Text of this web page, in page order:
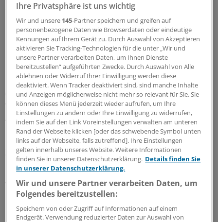
Teilweise werden Kassen aus Wettbewerbsgründen zum
Ende des Vorjahres ihren Zusatzbeitrag so knapp wie
irgend möglich kalkuliert haben – wissend darum, dass
bereits im ersten Halbjahr 2025 eine weitere Anpassung
fällig sein wird.
Im Einzelnen hat die Betriebskrankenkasse mhplus
(rund 510.000 Versicherte) ihren Zusatzbeitrag zum April
von 2,56 Prozent auf 3,29 Prozent angehoben. Die Kasse
gibt „unerwartet hohe Leistungsausgaben“ als
Begründung für ihren Schritt an.
Zusatzbeiträge gehen steil nach oben
Die betriebsbezogene BKK Salzgitter (rund 56.000
Versicherte) ließ den Zusatzobolus zum Monatsbeginn
um 0,7 Punkte auf 3,5 Prozent steigen. Noch stärker
muss die BKK VerbundPlus (rund 141.000 Versicherte)
Ihre Privatsphäre ist uns wichtig
Wir und unsere 145-Partner speichern und greifen auf
personenbezogene Daten wie Browserdaten oder eindeutige
Kennungen auf Ihrem Gerät zu. Durch Auswahl von Akzeptieren
aktivieren Sie Tracking-Technologien für die unter „Wir und
unsere Partner verarbeiten Daten, um Ihnen Dienste
bereitzustellen“ aufgeführten Zwecke. Durch Auswahl von Alle
ablehnen oder Widerruf Ihrer Einwilligung werden diese
deaktiviert. Wenn Tracker deaktiviert sind, sind manche Inhalte
und Anzeigen möglicherweise nicht mehr so relevant für Sie. Sie
können dieses Menü jederzeit wieder aufrufen, um Ihre
Einstellungen zu ändern oder Ihre Einwilligung zu widerrufen,
indem Sie auf den Link Voreinstellungen verwalten am unteren
Rand der Webseite klicken [oder das schwebende Symbol unten
links auf der Webseite, falls zutreffend]. Ihre Einstellungen
gelten innerhalb unseres Website. Weitere Informationen
finden Sie in unserer Datenschutzerklärung. Details finden Sie
in unserer Datenschutzerklärung.
Wir und unsere Partner verarbeiten Daten, um
Folgendes bereitzustellen:
Speichern von oder Zugriff auf Informationen auf einem
Endgerät. Verwendung reduzierter Daten zur Auswahl von